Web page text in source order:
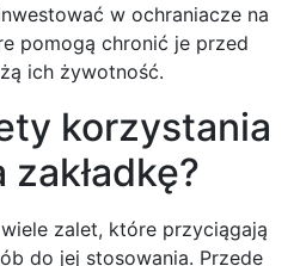
w ochraniacze na
pomogą chronić je przed
ich żywotność.
korzystania
zalet, które przyciągają
do jej stosowania. Przede